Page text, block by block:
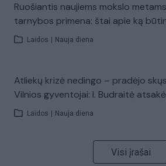
Ruošiantis naujiems mokslo
tarnybos primena: štai apie ką
Laidos Nauja diena
Atliekų krizė nedingo – pradėjo
Vilnios gyventojai: I. Budraitė
Laidos Nauja diena
Visi įrašai